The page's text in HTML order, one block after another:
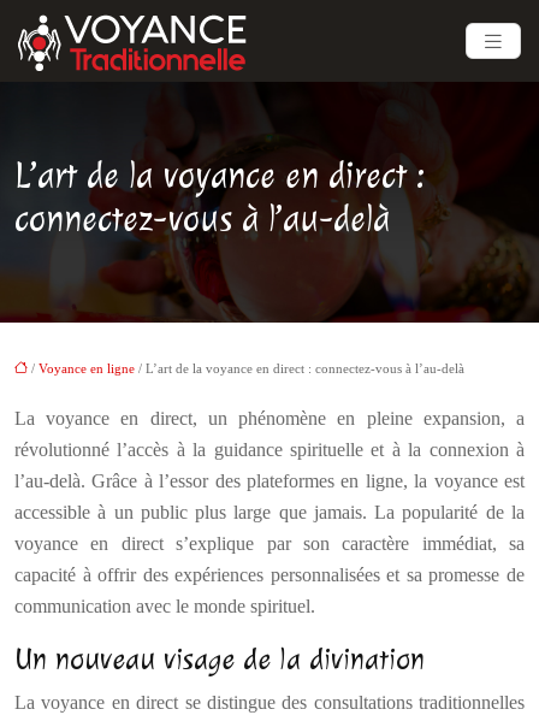
L’art de la voyance en direct :
connectez-vous à l’au-delà
/ Voyance en ligne / L’art de la voyance en direct : connectez-vous à l’au-delà
La voyance en direct, un phénomène en pleine expansion, a
révolutionné l’accès à la guidance spirituelle et à la connexion à
l’au-delà. Grâce à l’essor des plateformes en ligne, la voyance est
accessible à un public plus large que jamais. La popularité de la
voyance en direct s’explique par son caractère immédiat, sa
capacité à offrir des expériences personnalisées et sa promesse de
communication avec le monde spirituel.
Un nouveau visage de la divination
La voyance en direct se distingue des consultations traditionnelles